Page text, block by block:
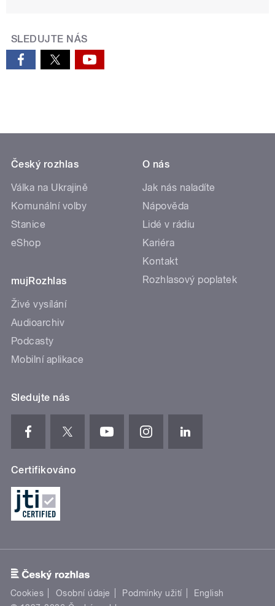
SLEDUJTE NÁS
Český rozhlas
Válka na Ukrajině
Komunální volby
Stanice
eShop
mujRozhlas
Živé vysílání
Audioarchiv
Podcasty
Mobilní aplikace
O nás
Jak nás naladíte
Nápověda
Lidé v rádiu
Kariéra
Kontakt
Rozhlasový poplatek
Sledujte nás
Certifikováno
Cookies Osobní údaje Podmínky užití
English